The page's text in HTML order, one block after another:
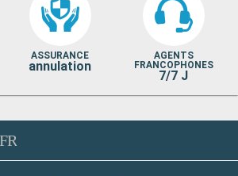
ASSURANCE
annulation
AGENTS
FRANCOPHONES
7/7 J